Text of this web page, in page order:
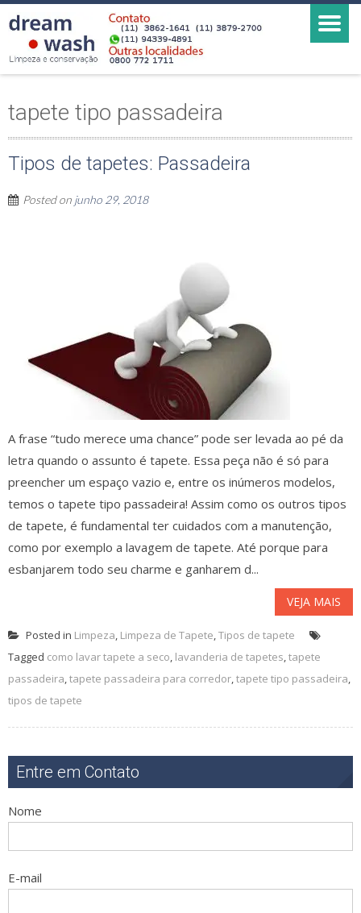
tapete tipo passadeira
Tipos de tapetes: Passadeira
Posted on junho 29, 2018
A frase “tudo merece uma chance” pode ser levada ao pé da
letra quando o assunto é tapete. Essa peça não é só para
preencher um espaço vazio e, entre os inúmeros modelos,
temos o tapete tipo passadeira! Assim como os outros tipos
de tapete, é fundamental ter cuidados com a manutenção,
como por exemplo a lavagem de tapete. Até porque para
esbanjarem todo seu charme e ganharem d...
VEJA MAIS
Posted in Limpeza, Limpeza de Tapete,Tipos de tapete
Tagged como lavar tapete a seco, lavanderia de tapetes,tapete
passadeira,tapete passadeira para corredor,tapete tipo passadeira,
tipos de tapete
Entre em Contato
Nome
E-mail